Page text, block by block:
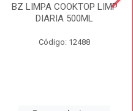
BZ LIMPA COOKTOP LIMP
DIARIA 500ML
Código: 12488